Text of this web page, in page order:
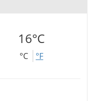
16°C
°C °F